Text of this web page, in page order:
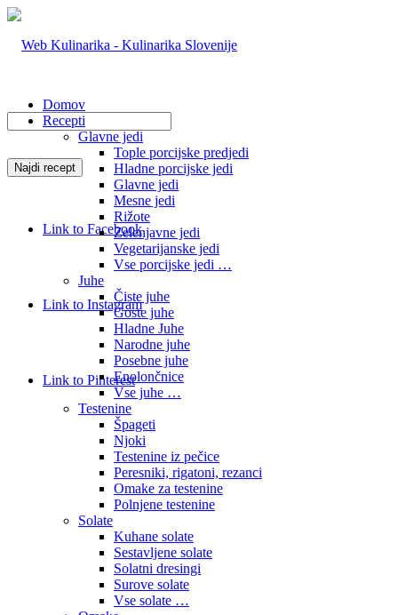
Link to Facebook
Link to Instagram
Link to Pinterest
Domov
Recepti
Glavne jedi
Tople porcijske predjedi
Hladne porcijske jedi
Glavne jedi
Mesne jedi
Rižote
Zelenjavne jedi
Vegetarijanske jedi
Vse porcijske jedi …
Juhe
Čiste juhe
Goste juhe
Hladne Juhe
Narodne juhe
Posebne juhe
Enolončnice
Vse juhe …
Testenine
Špageti
Njoki
Testenine iz pečice
Peresniki, rigatoni, rezanci
Omake za testenine
Polnjene testenine
Solate
Kuhane solate
Sestavljene solate
Solatni dresingi
Surove solate
Vse solate …